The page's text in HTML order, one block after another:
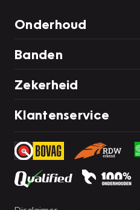
Onderhoud
Banden
Zekerheid
Klantenservice